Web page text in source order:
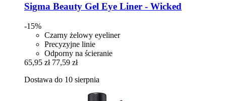
Sigma Beauty Gel Eye Liner -​ Wicked
-15%
Czarny żelowy eyeliner
Precyzyjne linie
Odporny na ścieranie
65,95 zł 77,59 zł
Dostawa do 10 sierpnia